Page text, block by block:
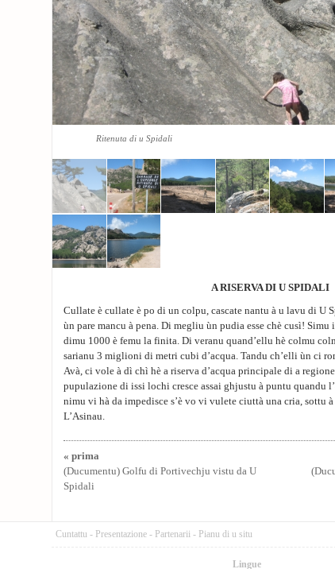
Ritenuta di u Spidali
A RISERVA DI U SPIDALI
Cullate è cullate è po di un colpu, cascate nantu à u lavu di U
ùn pare mancu à pena. Di megliu ùn pudia esse chè cusì! Simu
dimu 1000 è femu la finita. Di veranu quand’ellu hè colmu
sarianu 3 miglioni di metri cubi d’acqua. Tandu ch’elli ùn ci
Avà, ci vole à dì chì hè a riserva d’acqua principale di a
pupulazione di issi lochi cresce assai ghjustu à puntu quandu
nimu vi hà da impedisce s’è vo vi vulete ciuttà una cria, sottu
L’Asinau.
« prima
(Ducumentu) Golfu di Portivechju vistu da U
Spidali
Cuntattu - Presentazione - Partenarii - Pianu di u situ
Lingue